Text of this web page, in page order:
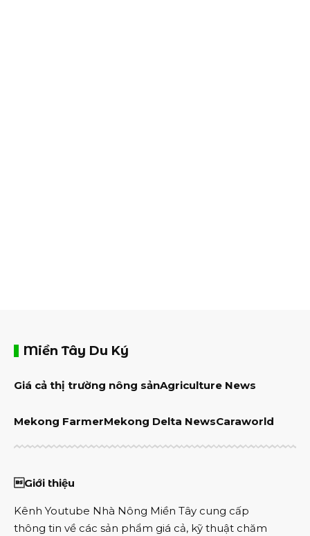
Miền Tây Du Ký
Giá cả thị trường nông sảnAgriculture News
Mekong FarmerMekong Delta NewsCaraworld
Giới thiệu
Kênh Youtube Nhà Nông Miền Tây cung cấp
thông tin về các sản phẩm giá cả, kỹ thuật chăm